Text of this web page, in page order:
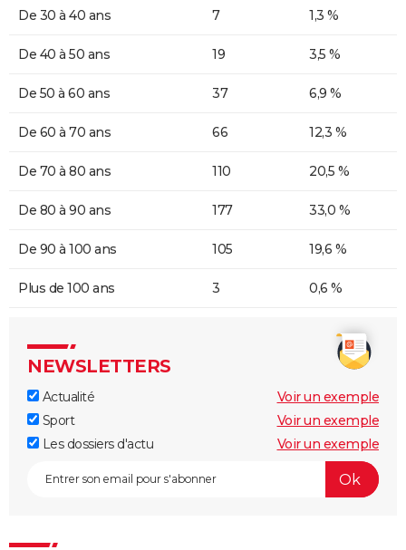
De 30 à 40 ans 7 1,3 %
De 40 à 50 ans 19 3,5 %
De 50 à 60 ans 37 6,9 %
De 60 à 70 ans 66 12,3 %
De 70 à 80 ans 110 20,5 %
De 80 à 90 ans 177 33,0 %
De 90 à 100 ans 105 19,6 %
Plus de 100 ans 3 0,6 %
NEWSLETTERS
Actualité
Voir un exemple
Sport
Voir un exemple
Les dossiers d'actu
Voir un exemple